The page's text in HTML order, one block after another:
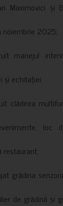
Maximovici și
noiembrie 2025;
manejul
și echitației;
clădirea
loc
restaurant;
grădina
de grădină și